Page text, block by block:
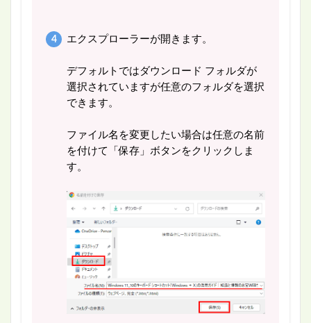
エクスプローラーが開きます。
デフォルトではダウンロード フォルダが
選択されていますが任意のフォルダを選択
できます。
ファイル名を変更したい場合は任意の名前
を付けて「保存」ボタンをクリックしま
す。